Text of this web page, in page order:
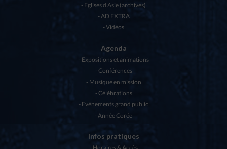
Eglises d’Asie (archives)
AD EXTRA
Vidéos
Agenda
Expositions et animations
Conférences
Musique en mission
Célébrations
Evénements grand public
Année Corée
Infos pratiques